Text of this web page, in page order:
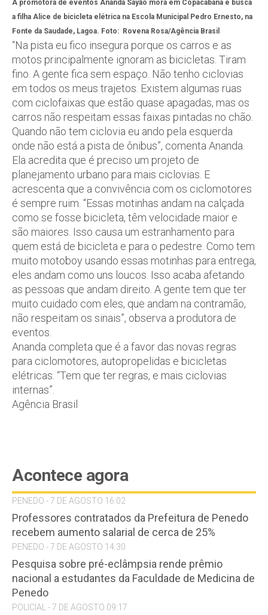
A promotora de eventos Ananda Sayão mora em Copacabana e busca
a filha Alice de bicicleta elétrica na Escola Municipal Pedro Ernesto, na
Fonte da Saudade, Lagoa. Foto: Rovena Rosa/Agência Brasil
“Na pista eu fico insegura porque os carros e as
motos principalmente ignoram as bicicletas. Tiram
fino. A gente fica sem espaço. Não tenho ciclovias
em todos os meus trajetos. Existem algumas ruas
com ciclofaixas que estão quase apagadas, mas os
carros não respeitam essas faixas pintadas no chão.
Quando não tem ciclovia eu ando pela esquerda
onde não está a pista de ônibus”, comenta Ananda.
Ela acredita que é preciso um projeto de
planejamento urbano para mais ciclovias. E
acrescenta que a convivência com os ciclomotores
é sempre ruim. “Essas motinhas andam na calçada
como se fosse bicicleta, têm velocidade maior e
são maiores. Isso causa um estranhamento para
quem está de bicicleta e para o pedestre. Como tem
muito motoboy usando essas motinhas para entrega,
eles andam como uns loucos. Isso acaba afetando
as pessoas que andam direito. A gente tem que ter
muito cuidado com eles, que andam na contramão,
não respeitam os sinais”, observa a produtora de
eventos.
Ananda completa que é a favor das novas regras
para ciclomotores, autopropelidas e bicicletas
elétricas. “Tem que ter regras, e mais ciclovias
internas”.
Agência Brasil
Acontece agora
PENEDO - 7 DE AGOSTO 16:02
Professores contratados da Prefeitura de Penedo
recebem aumento salarial de cerca de 25%
PENEDO - 7 DE AGOSTO 14:30
Pesquisa sobre pré-eclâmpsia rende prêmio
nacional a estudantes da Faculdade de Medicina de
Penedo
POLICIAL - 7 DE AGOSTO 09:17